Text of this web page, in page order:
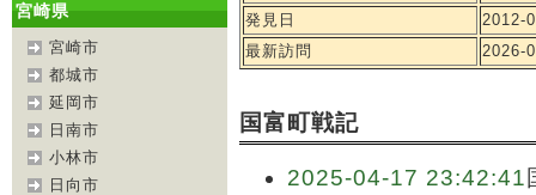
宮崎県
宮崎市
都城市
延岡市
日南市
小林市
日向市
発見日
2012-
最新訪問
2026-
国富町戦記
2025-04-17 23:42:41